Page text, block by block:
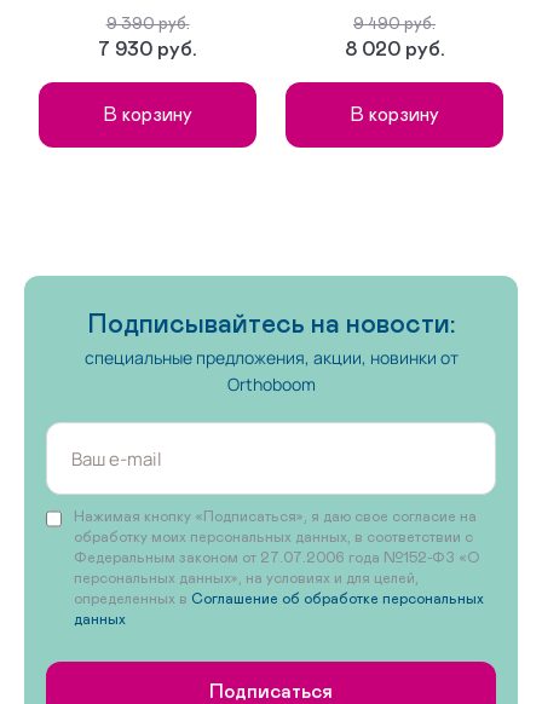
09-01-01 сложная без утепленной подкладки
09-01-07 малосложная без утепленной подкладки
9 390 руб.
7 930 руб.
В корзину
9 490 руб.
8 020 руб.
В корзину
Подписывайтесь на новости:
специальные предложения, акции, новинки от
Orthoboom
Нажимая кнопку «Подписаться», я даю свое согласие на
обработку моих персональных данных, в соответствии с
Федеральным законом от 27.07.2006 года №152-ФЗ «О
персональных данных», на условиях и для целей,
определенных в Соглашение об обработке персональных
данных
Подписаться